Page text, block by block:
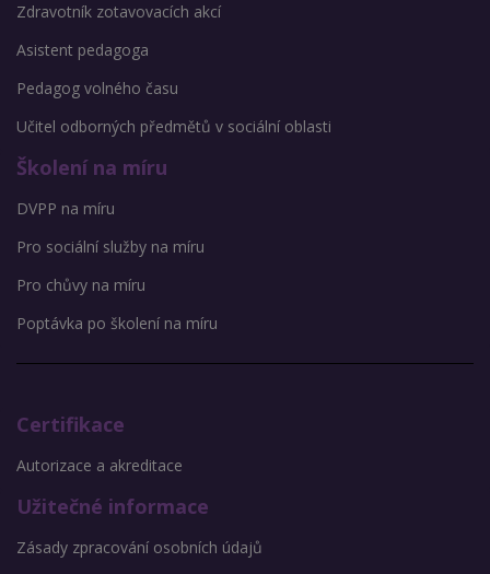
Zdravotník zotavovacích akcí
Asistent pedagoga
Pedagog volného času
Učitel odborných předmětů v sociální oblasti
Školení na míru
DVPP na míru
Pro sociální služby na míru
Pro chůvy na míru
Poptávka po školení na míru
Certifikace
Autorizace a akreditace
Užitečné informace
Zásady zpracování osobních údajů